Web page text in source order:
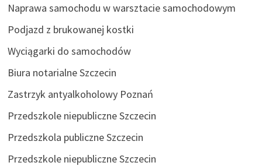
Naprawa samochodu w warsztacie samochodowym
Podjazd z brukowanej kostki
Wyciągarki do samochodów
Biura notarialne Szczecin
Zastrzyk antyalkoholowy Poznań
Przedszkole niepubliczne Szczecin
Przedszkola publiczne Szczecin
Przedszkole niepubliczne Szczecin